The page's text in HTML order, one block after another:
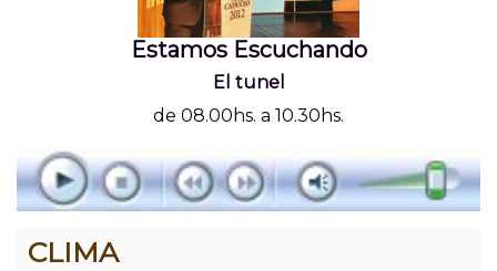
Estamos Escuchando
El tunel
de 08.00hs. a 10.30hs.
CLIMA